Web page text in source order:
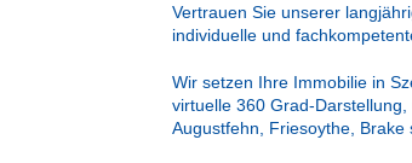
Vertrauen Sie unserer
individuelle und
Wir setzen Ihre Immobilie in
virtuelle 360 Grad-
Augustfehn, Friesoythe, Brake